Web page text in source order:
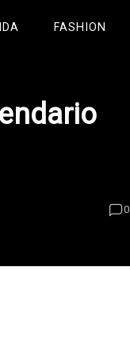
FASHION
0